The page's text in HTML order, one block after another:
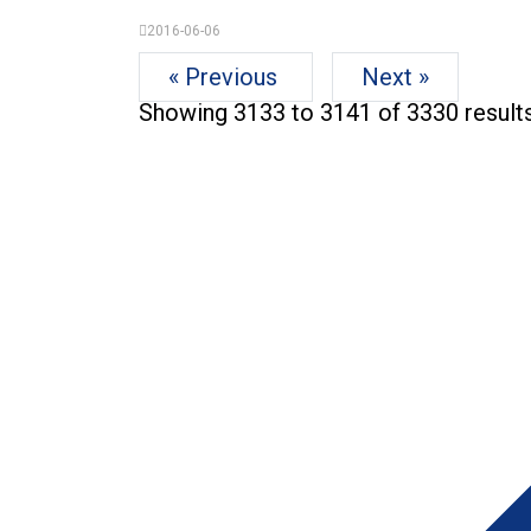
2016-06-06
« Previous
Next »
Showing 3133 to 3141 of 3330